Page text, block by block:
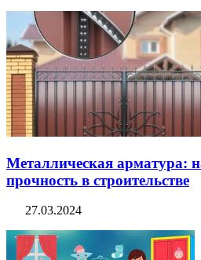
Металлическая арматура:
прочность в строительстве
27.03.2024